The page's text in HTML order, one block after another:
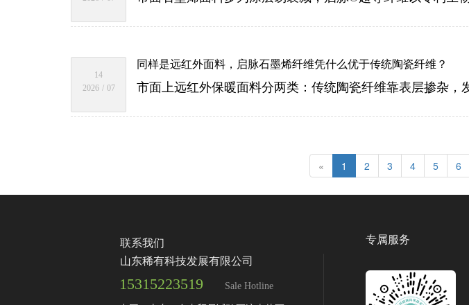
14
2026 / 07
同样是远红外面料，启脉石墨烯纤维凭什么优于传统陶瓷纤维？
« 1 2 3 4 5 6
联系我们
山东稀有科技发展有限公司
15315223519 Sale Hotline
专属服务